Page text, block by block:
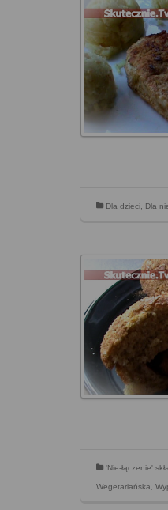
Dla dzieci, Dla
'Nie-łączenie'
Wegetariańska,